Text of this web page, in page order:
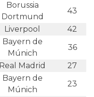
Borussia
Dortmund
43
Liverpool
42
Bayern de
Múnich
36
Real Madrid
27
Bayern de
Múnich
23